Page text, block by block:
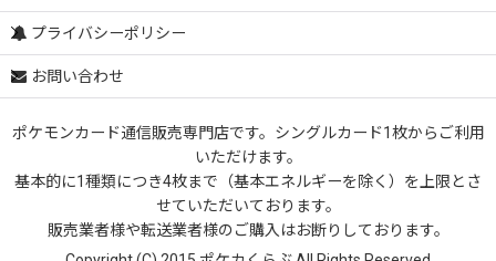
プライバシーポリシー
お問い合わせ
ポケモンカード通信販売専門店です。シングルカード1枚からご利用
いただけます。
基本的に1種類につき4枚まで（基本エネルギーを除く）を上限とさ
せていただいております。
販売業者様や転送業者様のご購入はお断りしております。